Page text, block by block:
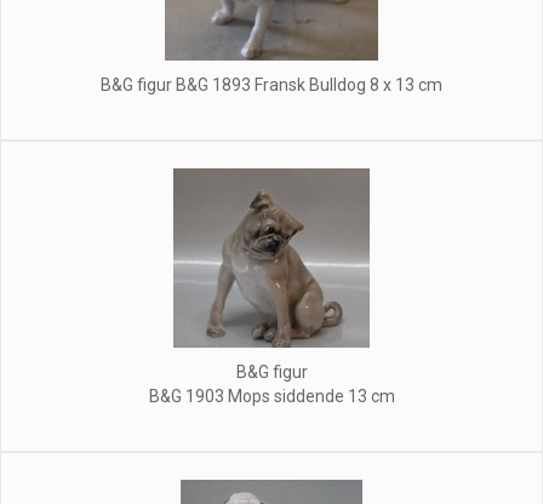
B&G figur B&G 1893 Fransk Bulldog 8 x 13 cm
B&G figur
B&G 1903 Mops siddende 13 cm